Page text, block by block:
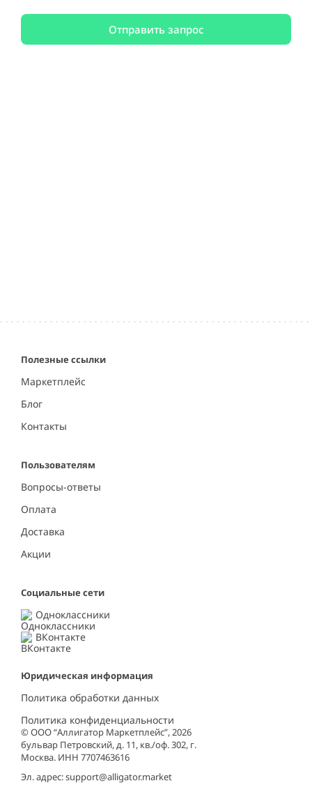
Отправить запрос
Полезные ссылки
Маркетплейс
Блог
Контакты
Пользователям
Вопросы-ответы
Оплата
Доставка
Акции
Социальные сети
Одноклассники
ВКонтакте
Юридическая информация
Политика обработки данных
Политика конфиденциальности
© ООО “Аллигатор Маркетплейс”, 2026
бульвар Петровский, д. 11, кв./оф. 302, г.
Москва. ИНН 7707463616
Эл. адрес:support@alligator.market